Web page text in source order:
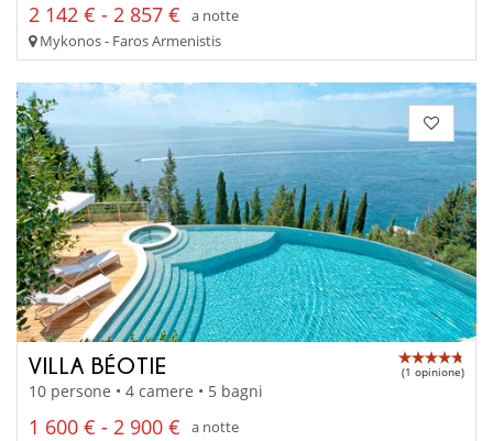
2 142 € - 2 857 €
a notte
Mykonos - Faros Armenistis
VILLA BÉOTIE (1 opinione)
10 persone • 4 camere • 5 bagni
1 600 € - 2 900 €
a notte